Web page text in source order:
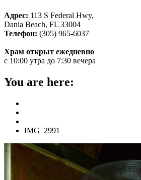
Адрес: 113 S Federal Hwy,
Dania Beach, FL 33004
Телефон: (305) 965-6037
Храм открыт ежедневно
с 10:00 утра до 7:30 вечера
You are here:
IMG_2991